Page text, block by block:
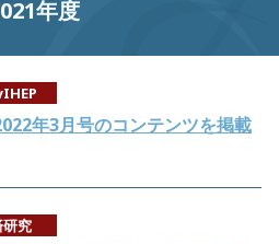
年度
年3月号のコンテンツを掲載
究